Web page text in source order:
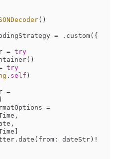
()
= .custom({
= try
try
. self )
=
=
dateStr) !